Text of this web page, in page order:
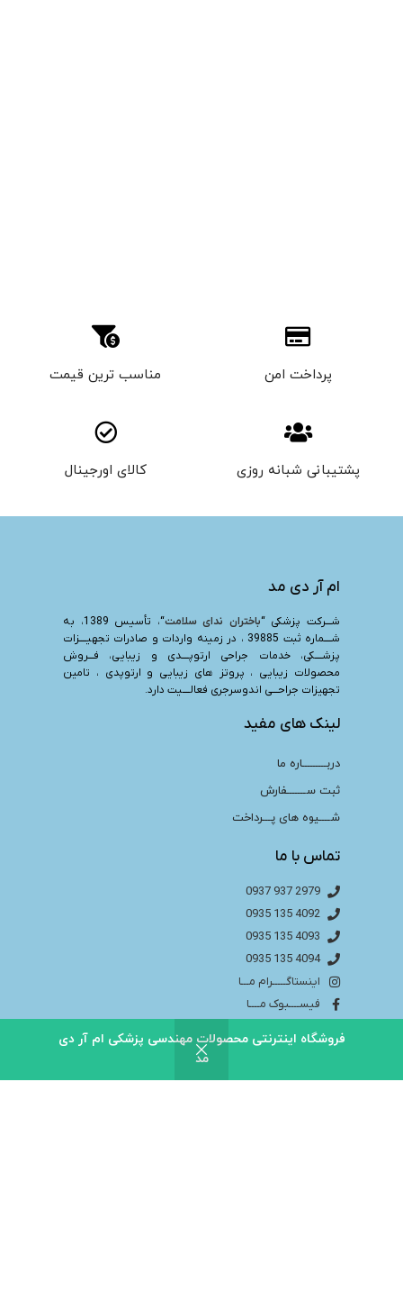
فروشگاه اینترنتی محصولات مهندسی پزشکی ام آر دی
مد
پرداخت امن مناسب ترین قیمت
پشتیبانی شبانه روزی کالای اورجینال
ام آر دی مد
شـــرکت پزشکی “باختران ندای سلامت
“، تأسیس 1389، به
شــــماره ثبت 39885 ، در زمینه واردات و صادرات تجهیــــزات
پزشــــکی، خدمات جراحی ارتوپــــدی و زیبایی، فـــروش
محصولات زیبایی ، پروتز های زیبایی و ارتوپدی ، تامین
تجهیزات جراحـــی اندوسرجری فعالــــیت دارد.
لینک های مفید
دربـــــــــاره ما
ثبت ســـــــفارش
شــــیوه های پـــرداخت
تماس با ما
2979 937 0937
4092 135 0935
4093 135 0935
4094 135 0935
اینستاگـــــرام مـــا
فیســــبوک مــــا